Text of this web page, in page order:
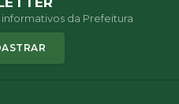
da Prefeitura